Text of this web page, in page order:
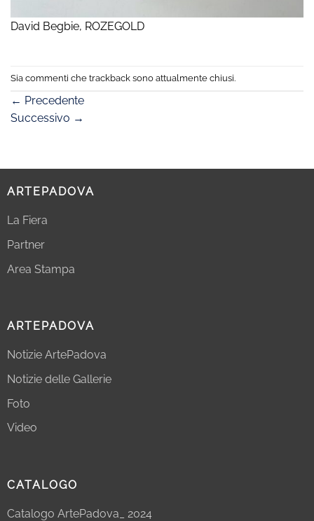
David Begbie, ROZEGOLD
Sia commenti che trackback sono attualmente chiusi.
← Precedente
Successivo →
ARTEPADOVA
La Fiera
Partner
Area Stampa
ARTEPADOVA
Notizie ArtePadova
Notizie delle Gallerie
Foto
Video
CATALOGO
Catalogo ArtePadova_ 2024